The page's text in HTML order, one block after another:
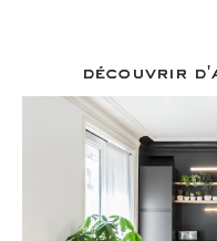
découvrir
Rue de